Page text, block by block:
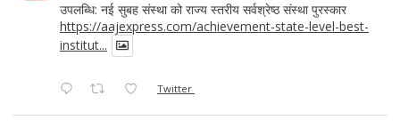
उपलब्धि: नई सुबह संस्था को राज्य स्तरीय सर्वश्रेष्ठ संस्था पुरस्कार
https://aajexpress.com/achievement-state-level-best-
institut...
Twitter